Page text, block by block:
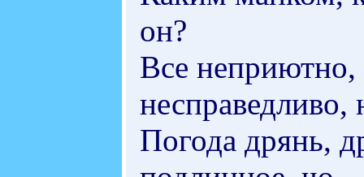
он?
Все неприютно,
Погода дрянь,